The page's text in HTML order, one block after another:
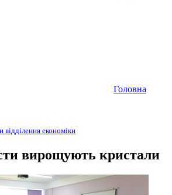
Головна
відділення економіки
вирощують кристали